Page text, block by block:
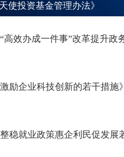
使投资基金管理办法》
高效办成一件事”改革提升政
励企业科技创新的若干措施
稳就业政策惠企利民促发展